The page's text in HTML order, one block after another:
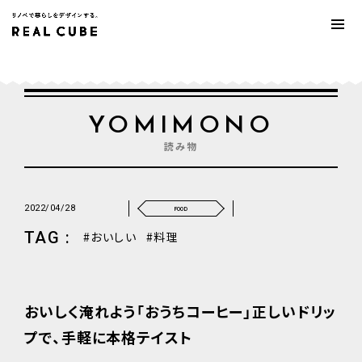
YOMIMONO
読み物
2022/04/28 FOOD
TAG : おいしい 料理
おいしく淹れよう「おうちコーヒー」正しいドリッ
プで、手軽に本格テイスト